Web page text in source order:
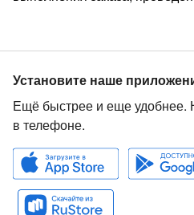
Установите наше
Ещё быстрее и еще удобнее.
в телефоне.